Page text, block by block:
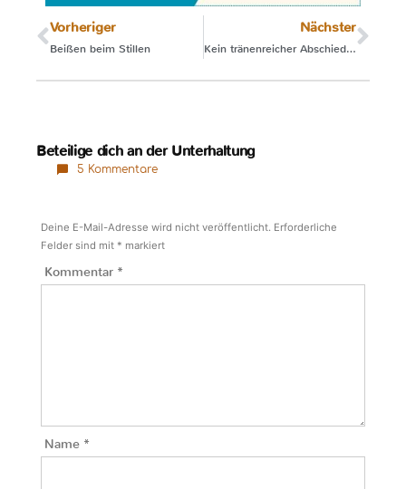
Vorheriger
Beißen beim Stillen
Nächster
Kein tränenreicher Abschied nach drei Jahren Stillzeit
Beteilige dich an der Unterhaltung
5 Kommentare
Deine E-Mail-Adresse wird nicht veröffentlicht. Erforderliche
Felder sind mit * markiert
Kommentar *
Name *